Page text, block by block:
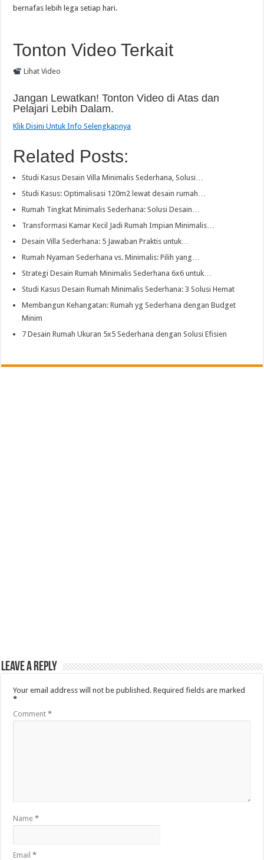
bernafas lebih lega setiap hari.
Tonton Video Terkait
Lihat Video
Jangan Lewatkan! Tonton Video di Atas dan
Pelajari Lebih Dalam.
Klik Disini Untuk Info Selengkapnya
Related Posts:
Studi Kasus Desain Villa Minimalis Sederhana, Solusi…
Studi Kasus: Optimalisasi 120m2 lewat desain rumah…
Rumah Tingkat Minimalis Sederhana: Solusi Desain…
Transformasi Kamar Kecil Jadi Rumah Impian Minimalis…
Desain Villa Sederhana: 5 Jawaban Praktis untuk…
Rumah Nyaman Sederhana vs. Minimalis: Pilih yang…
Strategi Desain Rumah Minimalis Sederhana 6x6 untuk…
Studi Kasus Desain Rumah Minimalis Sederhana: 3 Solusi Hemat
Membangun Kehangatan: Rumah yg Sederhana dengan Budget
Minim
7 Desain Rumah Ukuran 5x5 Sederhana dengan Solusi Efisien
Leave a Reply
Your email address will not be published. Required fields are marked
*
Comment*
Name*
Email*